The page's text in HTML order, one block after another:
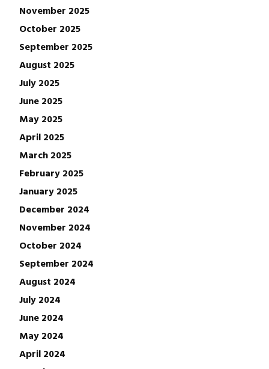
November 2025
October 2025
September 2025
August 2025
July 2025
June 2025
May 2025
April 2025
March 2025
February 2025
January 2025
December 2024
November 2024
October 2024
September 2024
August 2024
July 2024
June 2024
May 2024
April 2024